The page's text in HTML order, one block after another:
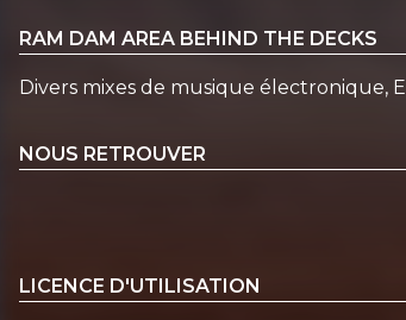
RAM DAM AREA BEHIND THE DECKS
Divers mixes de musique électronique,
NOUS RETROUVER
LICENCE D'UTILISATION